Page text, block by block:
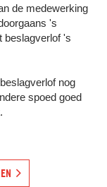
de medewerking
's
beslagverlof 's
nog
spoed goed